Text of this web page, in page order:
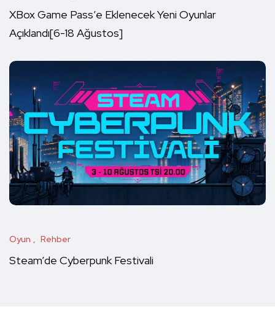
XBox Game Pass’e Eklenecek Yeni Oyunlar
Açıklandı[6-18 Ağustos]
Oyun Rehber
Steam’de Cyberpunk Festivali